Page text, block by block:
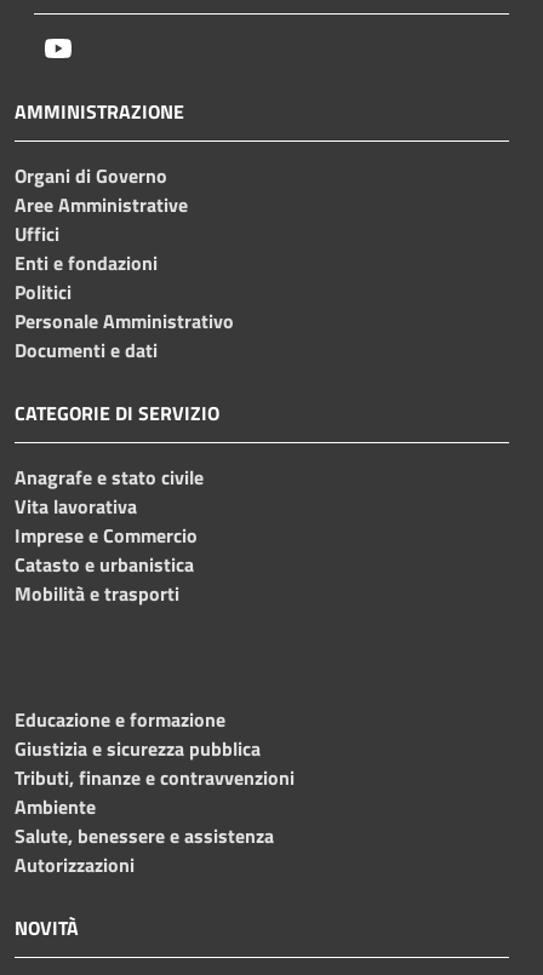
AMMINISTRAZIONE
Organi di Governo
Aree Amministrative
Uffici
Enti e fondazioni
Politici
Personale Amministrativo
Documenti e dati
CATEGORIE DI SERVIZIO
Anagrafe e stato civile
Vita lavorativa
Imprese e Commercio
Catasto e urbanistica
Mobilità e trasporti
Educazione e formazione
Giustizia e sicurezza pubblica
Tributi, finanze e contravvenzioni
Ambiente
Salute, benessere e assistenza
Autorizzazioni
NOVITÀ